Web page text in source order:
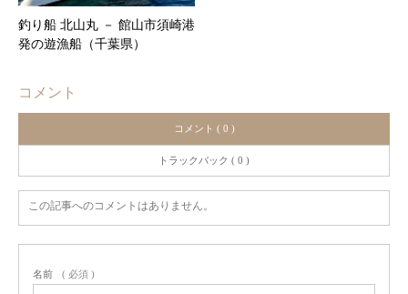
釣り船 北山丸 － 館山市須崎港
発の遊漁船（千葉県）
コメント
コメント ( 0 )
トラックバック ( 0 )
この記事へのコメントはありません。
名前 ( 必須 )